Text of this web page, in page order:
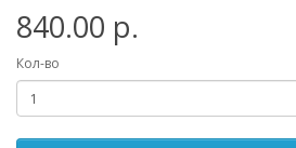
840.00 р.
Кол-во